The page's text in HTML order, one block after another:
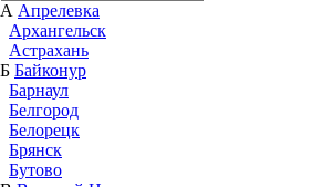
А Апрелевка
Архангельск
Астрахань
Б Байконур
Барнаул
Белгород
Белорецк
Брянск
Бутово